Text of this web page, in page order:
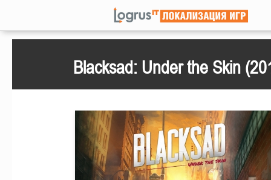
Blacksad: Under the Skin